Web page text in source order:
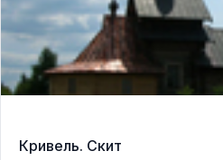
Кривель. Скит